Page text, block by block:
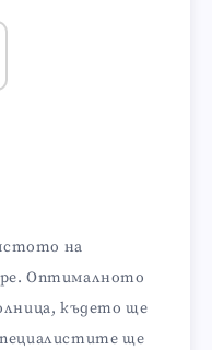
на
Оптималното
където ще
ще